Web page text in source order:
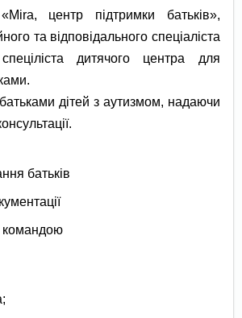
центр підтримки батьків»,
та відповідального спеціаліста
дитячого центра для
дітей з аутизмом, надаючи
батьків
командою